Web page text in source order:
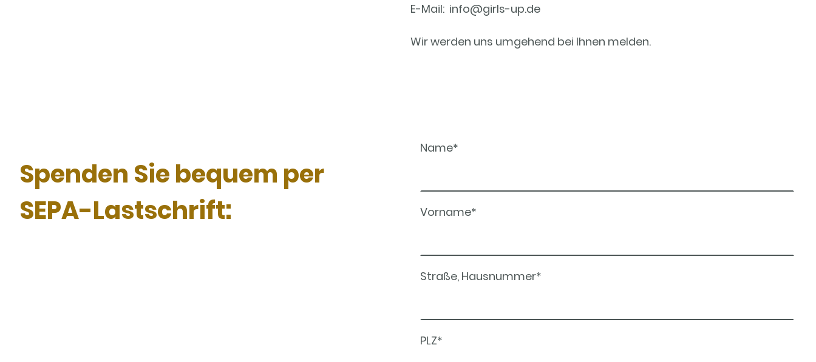
E-Mail: info@girls-up.de
Wir werden uns umgehend bei Ihnen melden.
Spenden Sie bequem per
SEPA-Lastschrift:
Name*
Vorname*
Straße, Hausnummer*
PLZ*